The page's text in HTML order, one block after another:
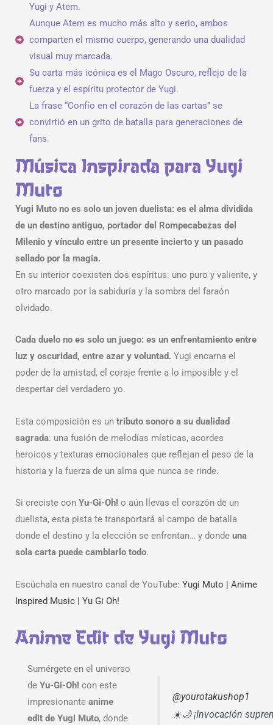
Yugi y Atem.
Aunque Atem es mucho más alto y serio, ambos
comparten el mismo cuerpo, generando una dualidad
visual muy marcada.
Su carta más icónica es el Mago Oscuro, reflejo de la
fuerza y el espíritu protector de Yugi.
La frase “Confío en el corazón de las cartas” se
convirtió en un grito de batalla para generaciones de
fans.
Música Inspirada para Yugi
Muto
Yugi Muto no es solo un joven duelista: es el alma dividida
de un destino antiguo, portador del Rompecabezas del
Milenio y vínculo entre un presente incierto y un pasado
sellado por la magia.
En su interior coexisten dos espíritus: uno puro y valiente, y
otro marcado por la sabiduría y la sombra del faraón
olvidado.
Cada duelo no es solo un juego: es un enfrentamiento entre
luz y oscuridad, entre azar y voluntad. Yugi encarna el
poder de la amistad, el coraje frente a lo imposible y el
despertar del verdadero yo.
Esta composición es un tributo sonoro a su dualidad
sagrada: una fusión de melodías místicas, acordes
heroicos y texturas emocionales que reflejan el peso de la
historia y la fuerza de un alma que nunca se rinde.
Si creciste con Yu-Gi-Oh! o aún llevas el corazón de un
duelista, esta pista te transportará al campo de batalla
donde el destino y la elección se enfrentan… y donde una
sola carta puede cambiarlo todo.
Escúchala en nuestro canal de YouTube: Yugi Muto | Anime
Inspired Music | Yu Gi Oh!
Anime Edit de Yugi Muto
Sumérgete en el universo
de Yu-Gi-Oh! con este
impresionante anime
edit de Yugi Muto, donde
@yourotakushop1
☀️🌙 ¡Invocación